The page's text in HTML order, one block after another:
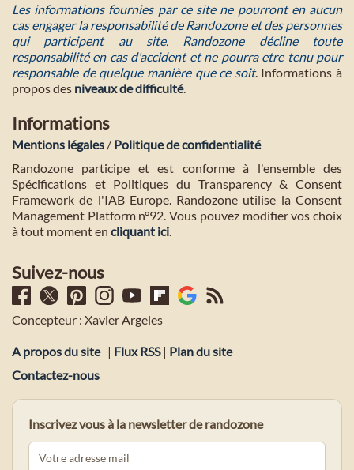
Les informations fournies par ce site ne pourront en aucun
cas engager la responsabilité de Randozone et des personnes
qui participent au site. Randozone décline toute
responsabilité en cas d'accident et ne pourra etre tenu pour
responsable de quelque manière que ce soit. Informations à
propos des niveaux de difficulté.
Informations
Mentions légales / Politique de confidentialité
Randozone participe et est conforme à l'ensemble des
Spécifications et Politiques du Transparency & Consent
Framework de l'IAB Europe. Randozone utilise la Consent
Management Platform n°92. Vous pouvez modifier vos choix
à tout moment en cliquant ici.
Suivez-nous
Concepteur : Xavier Argeles
A propos du site | Flux RSS| Plan du site
Contactez-nous
Inscrivez vous à la newsletter de randozone